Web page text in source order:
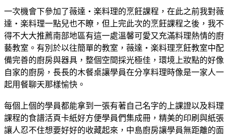
一次機會下參加了薇達‧楽料理的烹飪課程，在此之前我對薇
達‧楽料理一點兒也不瞭，但上完此次的烹飪課程之後，我不
得不大大推薦南部地區有這一處溫馨可愛又充滿料理熱情的廚
藝教室。有別於以往簡單的教室，薇達‧楽料理烹飪教室中配
備完善的廚房與器具，整個空間採光極佳，環境上妝點的好像
自家的廚房，長長的木餐桌讓學員在分享料理時像是一家人一
起用餐聊天那樣愉快。
每個上個的學員都能拿到一張有著自己名字的上課證以及料理
課程的食譜活頁卡紙好方便學員們集成冊，精美的印刷與紙張
讓人忍不住想要好好的收藏起來，中島廚房讓學員無距離的面